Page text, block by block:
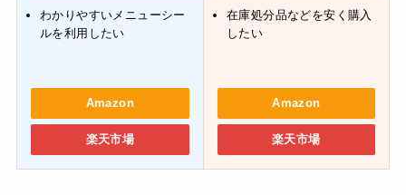
わかりやすいメニューシー
ルを利用したい
在庫処分品などを安く購入
したい
Amazon
楽天市場
Amazon
楽天市場